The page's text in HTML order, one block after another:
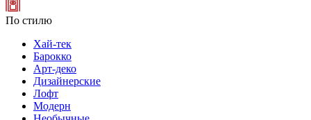
По стилю
Хай-тек
Барокко
Арт-деко
Дизайнерские
Лофт
Модерн